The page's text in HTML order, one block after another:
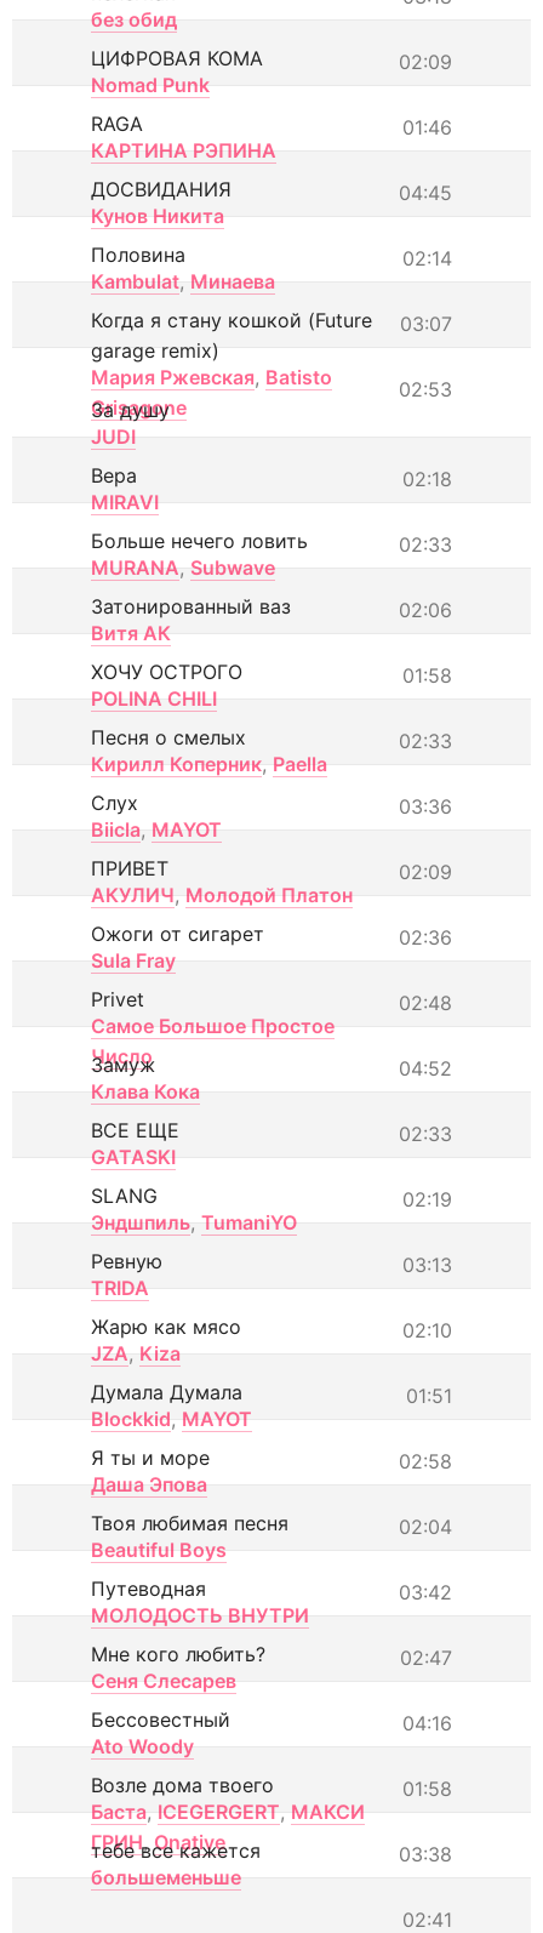
без обид
02:09
ЦИФРОВАЯ КОМА
Nomad Punk
01:46
RAGA
КАРТИНА РЭПИНА
04:45
ДОСВИДАНИЯ
Кунов Никита
02:14
Половина
Kambulat, Минаева
03:07
Когда я стану кошкой (Future
garage remix)
Мария Ржевская, Batisto
Grisagone
02:53
За душу
JUDI
02:18
Вера
MIRAVI
02:33
Больше нечего ловить
MURANA, Subwave
02:06
Затонированный ваз
Витя АК
01:58
ХОЧУ ОСТРОГО
POLINA CHILI
02:33
Песня о смелых
Кирилл Коперник, Paella
03:36
Слух
Biicla, MAYOT
02:09
ПРИВЕТ
АКУЛИЧ, Молодой Платон
02:36
Ожоги от сигарет
Sula Fray
02:48
Privet
Самое Большое Простое
Число
04:52
Замуж
Клава Кока
02:33
ВСЕ ЕЩЕ
GATASKI
02:19
SLANG
Эндшпиль, TumaniYO
03:13
Ревную
TRIDA
02:10
Жарю как мясо
JZA, Kiza
01:51
Думала Думала
Blockkid, MAYOT
02:58
Я ты и море
Даша Эпова
02:04
Твоя любимая песня
Beautiful Boys
03:42
Путеводная
МОЛОДОСТЬ ВНУТРИ
02:47
Мне кого любить?
Сеня Слесарев
04:16
Бессовестный
Ato Woody
01:58
Возле дома твоего
Баста, ICEGERGERT, МАКСИ
ГРИН, Onative 03:38
тебе все кажется
большеменьше
02:41